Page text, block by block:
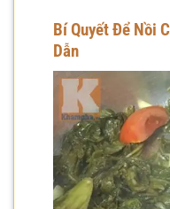
Bí Quyết Để Nồi
Dẫn